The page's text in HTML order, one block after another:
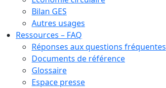
Bilan GES
Autres usages
Ressources – FAQ
Réponses aux questions fréquentes
Documents de référence
Glossaire
Espace presse